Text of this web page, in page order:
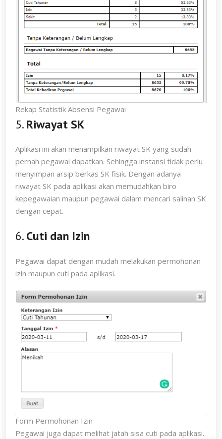
Rekap Statistik Absensi Pegawai
5.Riwayat SK
Aplikasi ini akan menampilkan riwayat SK yang sudah
pernah pegawai dapatkan. Sehingga instansi tidak perlu
menyimpan arsip berkas SK fisik. Dengan adanya
riwayat SK pada aplikasi akan memudahkan biro
kepegawaian maupun pegawai dalam mencari salinan SK
dengan cepat.
6.Cuti dan Izin
Pegawai dapat dengan mudah melakukan permohonan
izin maupun cuti pada aplikasi.
Form Permohonan Izin
Pegawai juga dapat melihat jatah sisa cuti pada aplikasi.